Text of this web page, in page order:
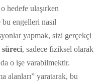
hedefe ulaşırken
engelleri nasıl
yapmak, sizi gerçekçi
süreci, sadece fiziksel olarak
o işe varabilmektir.
alanları” yaratarak, bu